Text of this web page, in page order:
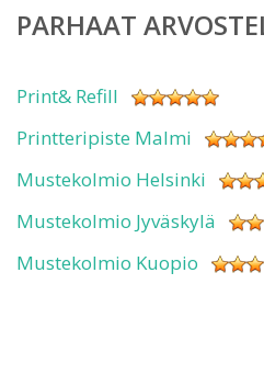
PARHAAT
Print& Refill
Printteripiste Malmi
Mustekolmio Helsinki
Mustekolmio Jyväskylä
Mustekolmio Kuopio